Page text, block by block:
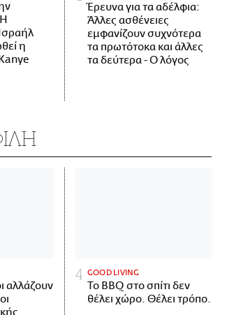
η
Έρευνα για τα αδέλφια:
Άλλες ασθένειες
εμφανίζουν συχνότερα
τα πρωτότοκα και άλλες
τα δεύτερα - Ο λόγος
αλλάζουν
GOOD LIVING
Το BBQ στο σπίτι δεν
θέλει χώρο. Θέλει τρόπο.